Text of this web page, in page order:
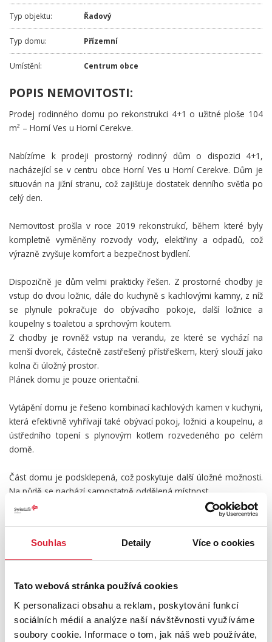
Souhlas Detaily Více o cookies
Tato webová stránka používá cookies
K personalizaci obsahu a reklam, poskytování funkcí
sociálních médií a analýze naší návštěvnosti využíváme
soubory cookie. Informace o tom, jak náš web používáte,
Typ objektu: Řadový
Typ domu: Přízemní
Umístění: Centrum obce
POPIS NEMOVITOSTI:
Prodej rodinného domu po rekonstrukci 4+1 o užitné ploše 104
m² – Horní Ves u Horní Cerekve.
Nabízíme k prodeji prostorný rodinný dům o dispozici 4+1,
nacházející se v centru obce Horní Ves u Horní Cerekve. Dům je
situován na jižní stranu, což zajišťuje dostatek denního světla po
celý den.
Nemovitost prošla v roce 2019 rekonstrukcí, během které byly
kompletně vyměněny rozvody vody, elektřiny a odpadů, což
výrazně zvyšuje komfort a bezpečnost bydlení.
Dispozičně je dům velmi prakticky řešen. Z prostorné chodby je
vstup do dvou ložnic, dále do kuchyně s kachlovými kamny, z níž
se plynule pokračuje do obývacího pokoje, další ložnice a
koupelny s toaletou a sprchovým koutem.
Z chodby je rovněž vstup na verandu, ze které se vychází na
menší dvorek, částečně zastřešený přístřeškem, který slouží jako
kolna či úložný prostor.
Plánek domu je pouze orientační.
Vytápění domu je řešeno kombinací kachlových kamen v kuchyni,
která efektivně vyhřívají také obývací pokoj, ložnici a koupelnu, a
ústředního topení s plynovým kotlem rozvedeného po celém
domě.
Část domu je podsklepená, což poskytuje další úložné možnosti.
Na půdě se nachází samostatně oddělená místnost.
Horní Ves se nachází ve velmi dobré dostupnosti, v trojúhelníku
místo pro klidné bydlení s dobrým spojením do okolních měst.
Přímo v obci je MŠ, obchod, vývařovna obědů a čilý veřejný život.
Počátkách.
Dům je vhodný jak k trvalému bydlení, tak i jako rekreační
nemovitost.